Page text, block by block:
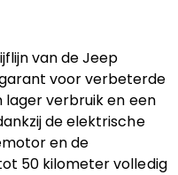
van de Jeep
voor verbeterde
lager verbruik en een
de elektrische
en de
50 kilometer volledig